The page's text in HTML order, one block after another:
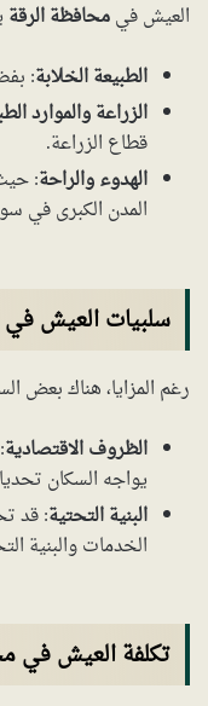
العيش فيمحافظة الرقة
الطبيعة الخلابة:
الزراعة والموارد
قطاع الزراعة.
الهدوء والراحة:
المدن الكبرى في
سلبيات العيش في
رغم المزايا، هناك بعض
الظروف الاقتصادية
يواجه السكان
البنية التحتية: قد
الخدمات والبنية
تكلفة العيش في